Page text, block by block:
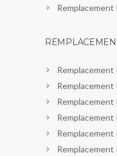
Remplacement
Remplacement
Remplacement
Remplacement